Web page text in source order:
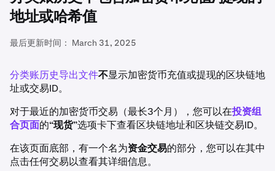
地址或哈希值
最后更新时间： March 31, 2025
分类账历史导出文件不显示加密货币充值或提现的区块链地
址或交易ID。
对于最近的加密货币交易（最长3个月），您可以在投资组
合页面的“现货”选项卡下查看区块链地址和区块链交易ID。
在该页面底部，有一个名为资金交易的部分，您可以在其中
点击任何交易以查看其详细信息。